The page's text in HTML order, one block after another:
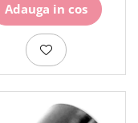
Adauga in cos